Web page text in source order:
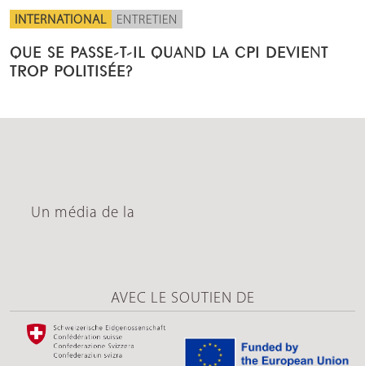
INTERNATIONAL ENTRETIEN
QUE SE PASSE-T-IL QUAND LA CPI DEVIENT
TROP POLITISÉE?
Un média de la
AVEC LE SOUTIEN DE